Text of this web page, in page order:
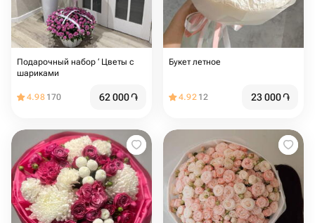
Подарочный набор ‘ Цветы с
шариками
4.98 170 62 000֏
Букет летное
4.92 12 23 000֏